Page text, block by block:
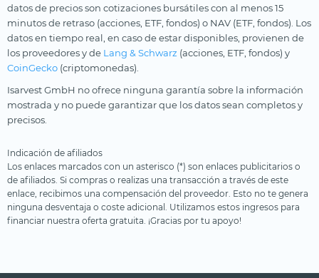
datos de precios son cotizaciones bursátiles con al menos 15
minutos de retraso (acciones, ETF, fondos) o NAV (ETF, fondos). Los
datos en tiempo real, en caso de estar disponibles, provienen de
los proveedores y de Lang & Schwarz (acciones, ETF, fondos) y
CoinGecko (criptomonedas).
Isarvest GmbH no ofrece ninguna garantía sobre la información
mostrada y no puede garantizar que los datos sean completos y
precisos.
Indicación de afiliados
Los enlaces marcados con un asterisco (*) son enlaces publicitarios o
de afiliados. Si compras o realizas una transacción a través de este
enlace, recibimos una compensación del proveedor. Esto no te genera
ninguna desventaja o coste adicional. Utilizamos estos ingresos para
financiar nuestra oferta gratuita. ¡Gracias por tu apoyo!